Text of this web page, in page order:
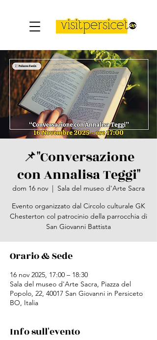
📌"Conversazione
con Annalisa Teggi"
dom 16 nov
  |
Sala del museo d'Arte Sacra
Evento organizzato dal Circolo culturale GK
Chesterton col patrocinio della parrocchia di
San Giovanni Battista
Orario & Sede
16 nov 2025, 17:00 – 18:30
Sala del museo d'Arte Sacra, Piazza del
Popolo, 22, 40017 San Giovanni in Persiceto
BO, Italia
Info sull'evento